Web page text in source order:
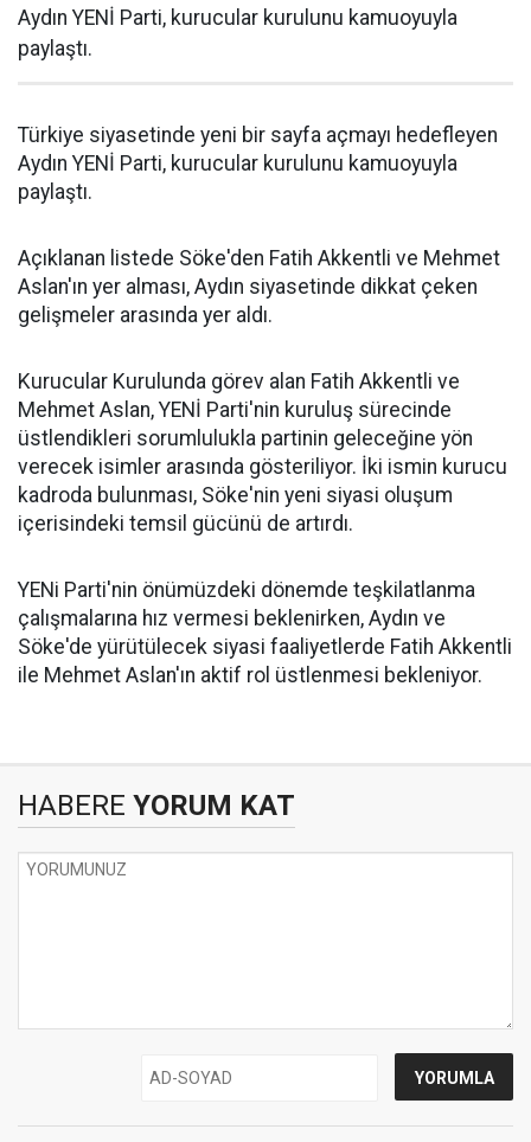
Aydın YENİ Parti, kurucular kurulunu kamuoyuyla
paylaştı.
Türkiye siyasetinde yeni bir sayfa açmayı hedefleyen
Aydın YENİ Parti, kurucular kurulunu kamuoyuyla
paylaştı.
Açıklanan listede Söke'den Fatih Akkentli ve Mehmet
Aslan'ın yer alması, Aydın siyasetinde dikkat çeken
gelişmeler arasında yer aldı.
Kurucular Kurulunda görev alan Fatih Akkentli ve
Mehmet Aslan, YENİ Parti'nin kuruluş sürecinde
üstlendikleri sorumlulukla partinin geleceğine yön
verecek isimler arasında gösteriliyor. İki ismin kurucu
kadroda bulunması, Söke'nin yeni siyasi oluşum
içerisindeki temsil gücünü de artırdı.
YENi Parti'nin önümüzdeki dönemde teşkilatlanma
çalışmalarına hız vermesi beklenirken, Aydın ve
Söke'de yürütülecek siyasi faaliyetlerde Fatih Akkentli
ile Mehmet Aslan'ın aktif rol üstlenmesi bekleniyor.
HABERE YORUM KAT